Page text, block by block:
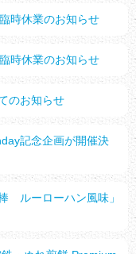
時休業のお知らせ
時休業のお知らせ
のお知らせ
記念企画が開催決
ルーローハン風味」